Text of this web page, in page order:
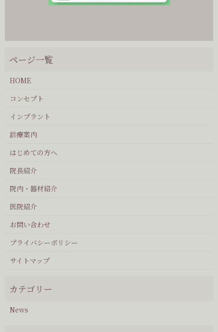
HOME
コンセプト
インプラント
診療案内
はじめての方へ
院長紹介
院内・器材紹介
医院紹介
お問い合わせ
プライバシーポリシー
サイトマップ
News